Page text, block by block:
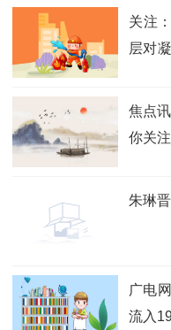
关注
层对
焦点
你关
朱琳
广电
流入